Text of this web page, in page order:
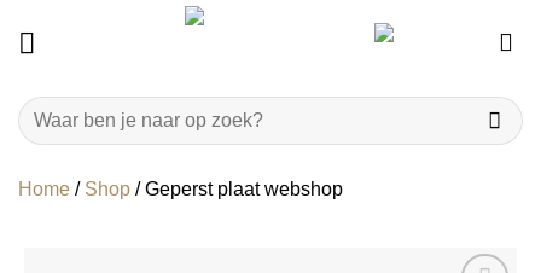
Zoeken
naar:
Home / Shop /Geperst plaat webshop